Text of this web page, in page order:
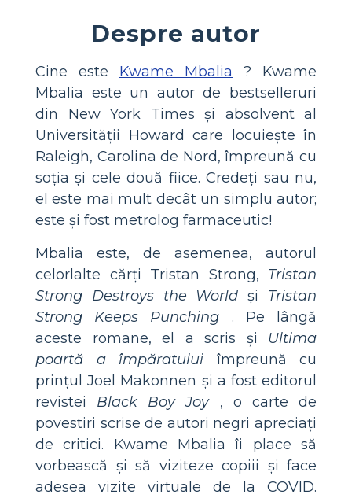
Despre autor
Cine este Kwame Mbalia ? Kwame
Mbalia este un autor de bestselleruri
din New York Times și absolvent al
Universității Howard care locuiește în
Raleigh, Carolina de Nord, împreună cu
soția și cele două fiice. Credeți sau nu,
el este mai mult decât un simplu autor;
este și fost metrolog farmaceutic!
Mbalia este, de asemenea, autorul
celorlalte cărți Tristan Strong, Tristan
Strong Destroys the World și Tristan
Strong Keeps Punching . Pe lângă
aceste romane, el a scris și Ultima
poartă a împăratului împreună cu
prințul Joel Makonnen și a fost editorul
revistei Black Boy Joy, o carte de
povestiri scrise de autori negri apreciați
de critici. Kwame Mbalia îi place să
vorbească și să viziteze copiii și face
adesea vizite virtuale de la COVID.